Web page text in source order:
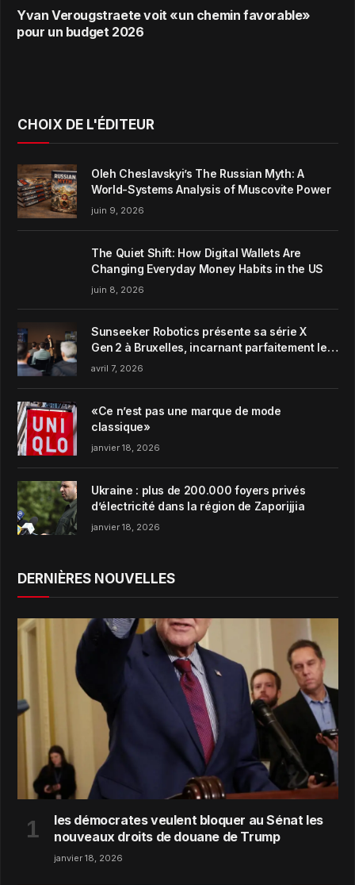
Yvan Verougstraete voit «un chemin favorable»
pour un budget 2026
CHOIX DE L'ÉDITEUR
Oleh Cheslavskyi’s The Russian Myth: A
World-Systems Analysis of Muscovite Power
juin 9, 2026
The Quiet Shift: How Digital Wallets Are
Changing Everyday Money Habits in the US
juin 8, 2026
Sunseeker Robotics présente sa série X
Gen 2 à Bruxelles, incarnant parfaitement le
concept de Garden Harmony de la marque
avril 7, 2026
«Ce n’est pas une marque de mode
classique»
janvier 18, 2026
Ukraine : plus de 200.000 foyers privés
d’électricité dans la région de Zaporijjia
janvier 18, 2026
DERNIÈRES NOUVELLES
les démocrates veulent bloquer au Sénat les
nouveaux droits de douane de Trump
janvier 18, 2026